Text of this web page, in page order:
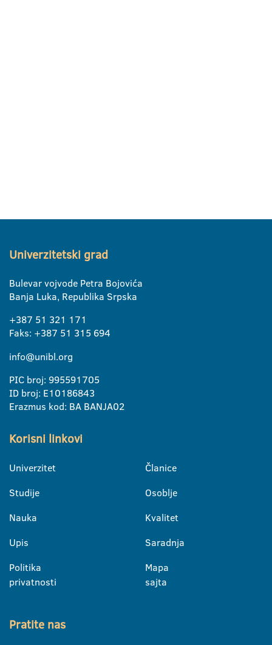
Univerzitetski grad
Bulevar vojvode Petra Bojovića
Banja Luka, Republika Srpska
+387 51 321 171
Faks: +387 51 315 694
info@unibl.org
PIC broj: 995591705
ID broj: E10186843
Erazmus kod: BA BANJA02
Korisni linkovi
Univerzitet
Studije
Nauka
Upis
Politika
privatnosti
Članice
Osoblje
Kvalitet
Saradnja
Mapa
sajta
Pratite nas